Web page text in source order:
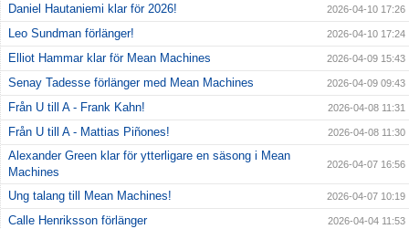
Daniel Hautaniemi klar för 2026! 2026-04-10 17:26
Leo Sundman förlänger! 2026-04-10 17:24
Elliot Hammar klar för Mean Machines 2026-04-09 15:43
Senay Tadesse förlänger med Mean Machines 2026-04-09 09:43
Från U till A - Frank Kahn! 2026-04-08 11:31
Från U till A - Mattias Piñones! 2026-04-08 11:30
Alexander Green klar för ytterligare en säsong i Mean
Machines
2026-04-07 16:56
Ung talang till Mean Machines! 2026-04-07 10:19
Calle Henriksson förlänger 2026-04-04 11:53